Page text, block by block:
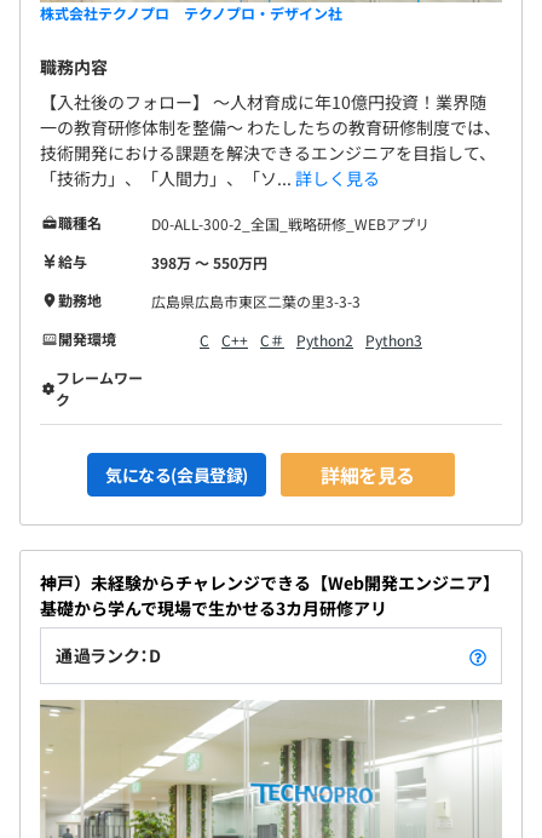
株式会社テクノプロ テクノプロ・デザイン社
職務内容
【入社後のフォロー】 〜人材育成に年10億円投資！業界随
一の教育研修体制を整備〜 わたしたちの教育研修制度では、
技術開発における課題を解決できるエンジニアを目指して、
「技術力」、「人間力」、「ソ... 詳しく見る
職種名
D0-ALL-300-2_全国_戦略研修_WEBアプリ
給与
398万 〜 550万円
勤務地
広島県広島市東区二葉の里3-3-3
開発環境
C C++ C＃ Python2
Python3
フレームワー
ク
気になる(会員登録) 詳細を見る
神戸）未経験からチャレンジできる【Web開発エンジニア】
基礎から学んで現場で生かせる3カ月研修アリ
通過ランク：D